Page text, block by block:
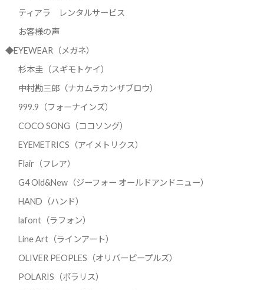
ティアラ レンタルサービス
お客様の声
◆EYEWEAR（メガネ）
杉本圭（スギモトケイ）
中村勘三郎（ナカムラカンザブロウ）
999.9（フォーナインズ）
COCO SONG（ココソング）
EYEMETRICS（アイメトリクス）
Flair（フレア）
G4 Old&New（ジーフォー オールドアンドニュー）
HAND（ハンド）
lafont（ラフォン）
Line Art（ラインアート）
OLIVER PEOPLES（オリバーピープルズ）
POLARIS（ポラリス）